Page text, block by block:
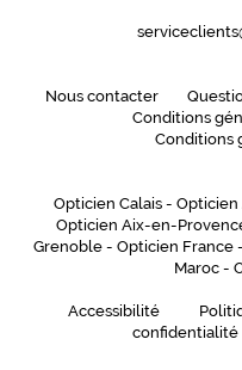
Nous contacter
Conditions
Conditions
Opticien Calais - Opticien
Opticien Aix-en-
Grenoble - Opticien France -
Maroc-
Accessibilité
confidentialité